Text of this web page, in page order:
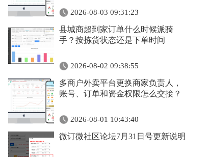
2026-08-03 09:31:23
县城商超到家订单什么时候派骑
手？按拣货状态还是下单时间
2026-08-02 09:38:55
多商户外卖平台更换商家负责人，
账号、订单和资金权限怎么交接？
2026-08-01 10:43:40
微订微社区论坛7月31日号更新说明